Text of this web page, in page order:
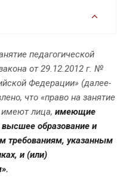
педагогической
от 29.12.2012 г. №
Федерации» (далее-
что «право на занятие
имеют лица, имеющие
образование и
требованиям, указанным
и (или)